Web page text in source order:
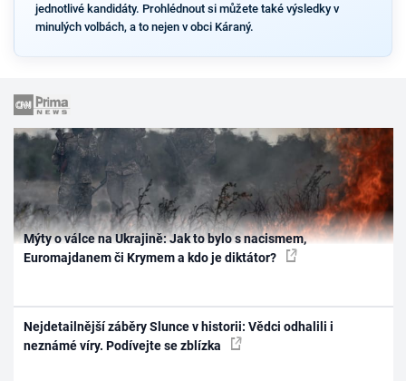
jednotlivé kandidáty. Prohlédnout si můžete také výsledky v
minulých volbách, a to nejen v obci Káraný.
Mýty o válce na Ukrajině: Jak to bylo s nacismem,
Euromajdanem či Krymem a kdo je diktátor?
Nejdetailnější záběry Slunce v historii: Vědci odhalili i
neznámé víry. Podívejte se zblízka